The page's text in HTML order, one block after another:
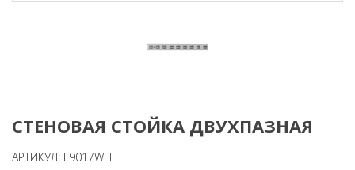
СТЕНОВАЯ СТОЙКА ДВУХПАЗНАЯ
АРТИКУЛ: L9017WH